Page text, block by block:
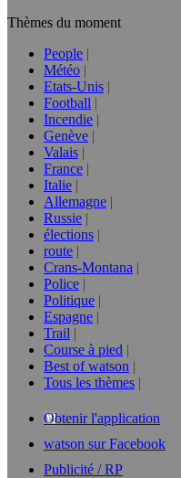
Thèmes du moment
People
Météo
Etats-Unis
Football
Incendie
Genève
Valais
France
Italie
Allemagne
Russie
élections
route
Crans-Montana
Police
Politique
Espagne
Trail
Course à pied
Best of watson
Tous les thèmes
Obtenir l'application
watson sur Facebook
Publicité / RP